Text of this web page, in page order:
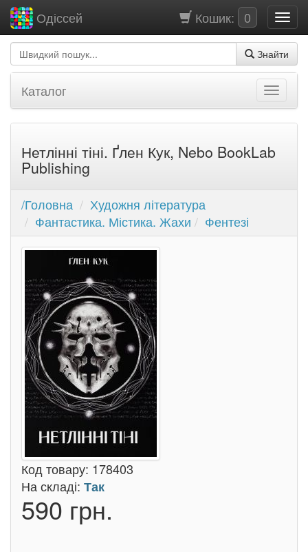
Кошик: 0
Одіссей
Знайти
Каталог
Нетлінні тіні. Ґлен Кук, Nebo BookLab
Publishing
/Головна
Художня література
Фантастика. Містика. Жахи
Фентезі
Код товару: 178403
На складі: Так
590 грн.